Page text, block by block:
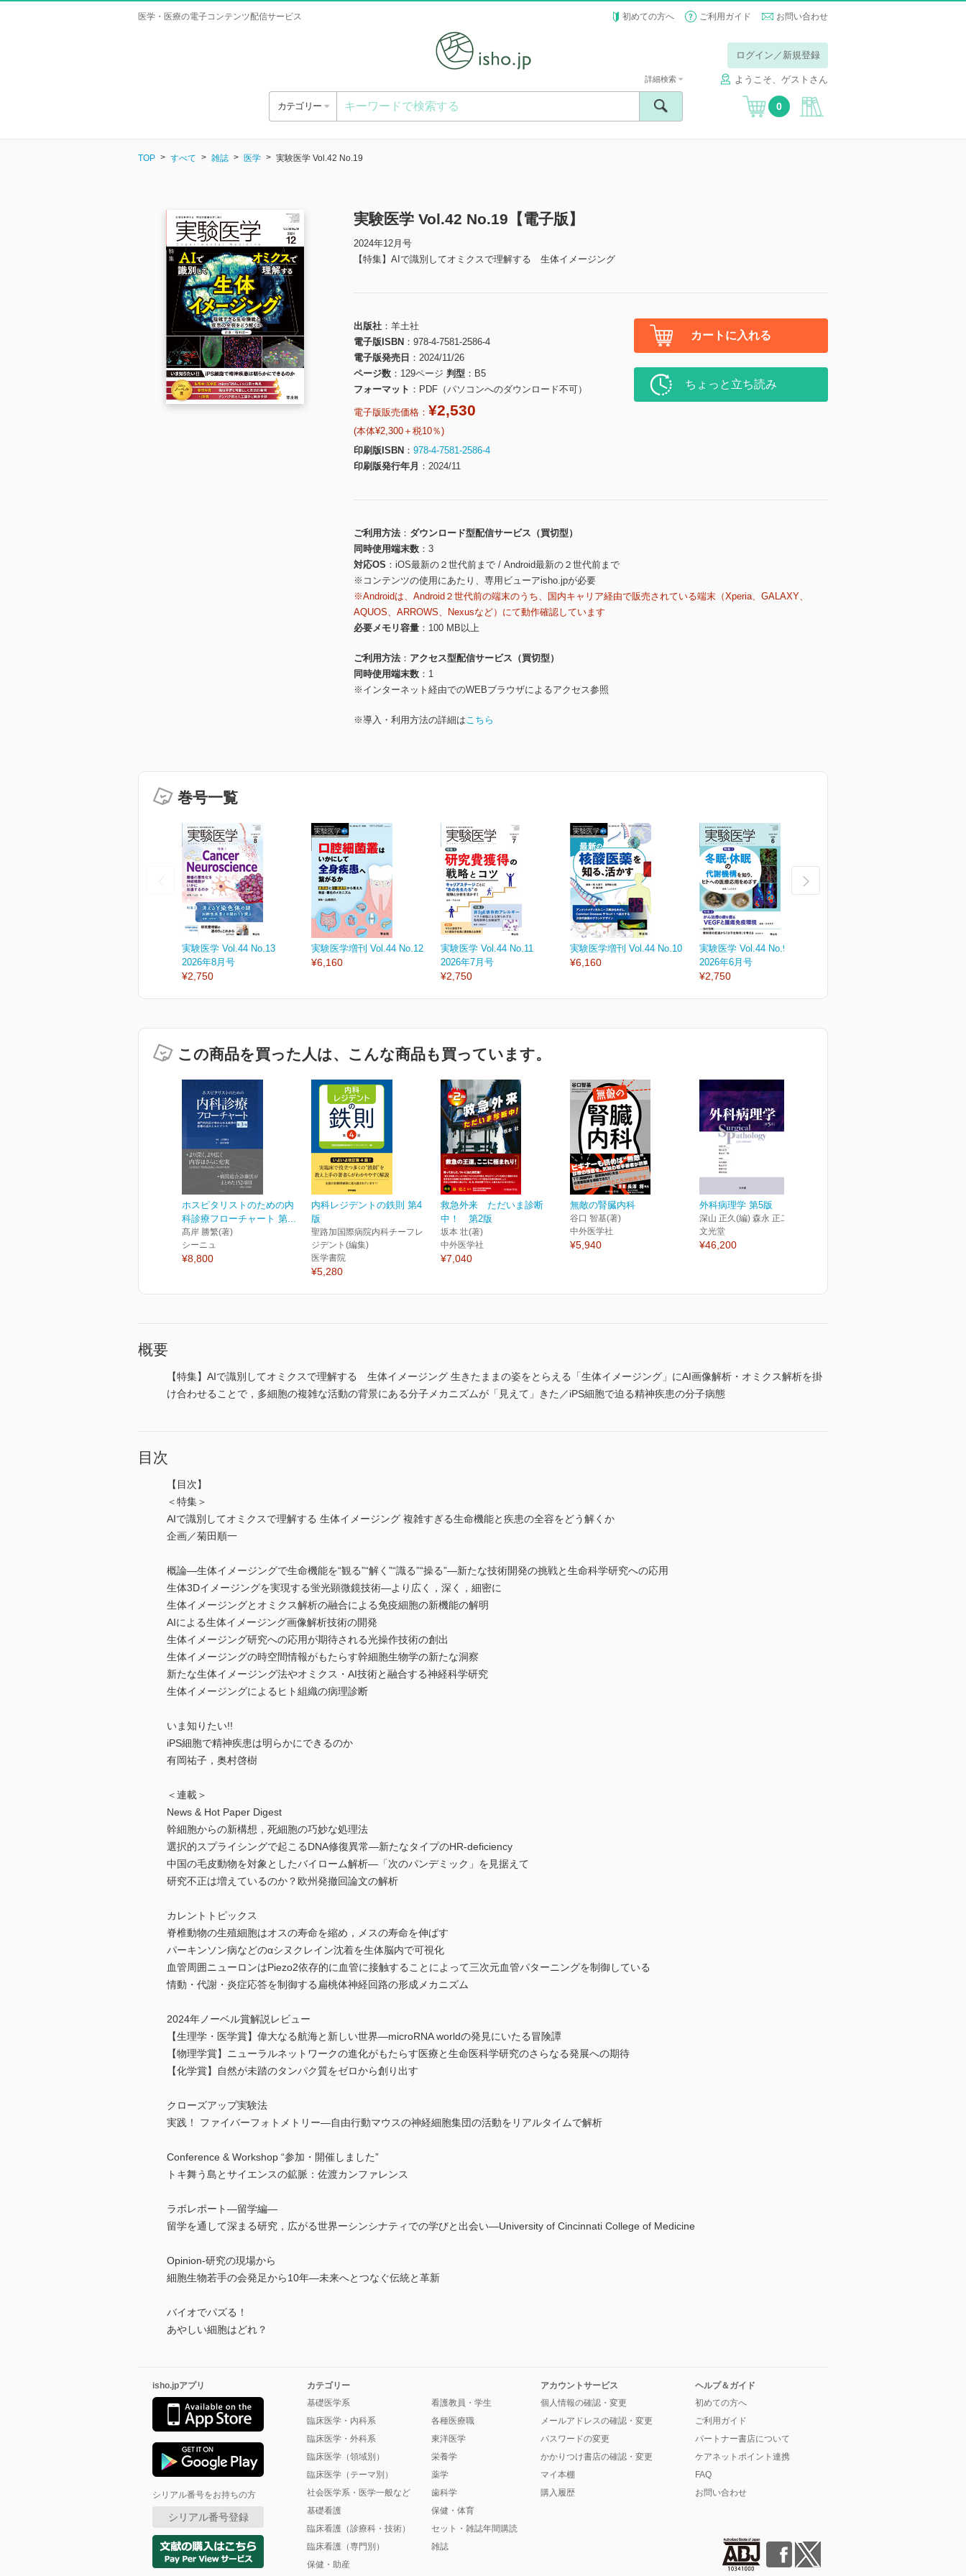
医学・医療の電子コンテンツ配信サービス 初めての方へ ご利用ガイド お問い合わせ
ログイン／新規登録
ようこそ、ゲストさん
カテゴリー
詳細検索
0
TOP すべて 雑誌 医学 実験医学 Vol.42 No.19
実験医学 Vol.42 No.19【電子版】
2024年12月号
【特集】AIで識別してオミクスで理解する 生体イメージング
出版社
羊土社
電子版ISBN
978-4-7581-2586-4
電子版発売日
2024/11/26
ページ数
129ページ 判型
B5
フォーマット
PDF（パソコンへのダウンロード不可）
電子版販売価格： ¥2,530
(本体¥2,300＋税10％)
印刷版ISBN
978-4-7581-2586-4
印刷版発行年月
2024/11
カートに入れる
ちょっと立ち読み
ご利用方法
ダウンロード型配信サービス（買切型）
同時使用端末数
3
対応OS
iOS最新の２世代前まで / Android最新の２世代前まで
※コンテンツの使用にあたり、専用ビューアisho.jpが必要
※Androidは、Android２世代前の端末のうち、国内キャリア経由で販売されている端末（Xperia、GALAXY、
AQUOS、ARROWS、Nexusなど）にて動作確認しています
必要メモリ容量
100 MB以上
ご利用方法
アクセス型配信サービス（買切型）
同時使用端末数
1
※インターネット経由でのWEBブラウザによるアクセス参照
※導入・利用方法の詳細はこちら
巻号一覧
実験医学 Vol.44 No.13
2026年8月号
¥2,750
実験医学増刊 Vol.44 No.12
¥6,160
実験医学 Vol.44 No.11
2026年7月号
¥2,750
実験医学増刊 Vol.44 No.10
¥6,160
実験医学 Vol.44 No.9
2026年6月号
¥2,750
この商品を買った人は、こんな商品も買っています。
ホスピタリストのための内
科診療フローチャート 第...
髙岸 勝繁(著)
シーニュ
¥8,800
内科レジデントの鉄則 第4
版
聖路加国際病院内科チーフレ
ジデント(編集)
医学書院
¥5,280
救急外来 ただいま診断
中！ 第2版
坂本 壮(著)
中外医学社
¥7,040
無敵の腎臓内科
谷口 智基(著)
中外医学社
¥5,940
外科病理学 第5版
深山 正久(編) 森永 正二郎(編)
文光堂
¥46,200
概要
【特集】AIで識別してオミクスで理解する 生体イメージング 生きたままの姿をとらえる「生体イメージング」にAI画像解析・オミクス解析を掛
け合わせることで，多細胞の複雑な活動の背景にある分子メカニズムが「見えて」きた／iPS細胞で迫る精神疾患の分子病態
目次
【目次】
＜特集＞
AIで識別してオミクスで理解する 生体イメージング 複雑すぎる生命機能と疾患の全容をどう解くか
企画／菊田順一
概論―生体イメージングで生命機能を“観る”“解く”“識る”“操る”―新たな技術開発の挑戦と生命科学研究への応用
生体3Dイメージングを実現する蛍光顕微鏡技術―より広く，深く，細密に
生体イメージングとオミクス解析の融合による免疫細胞の新機能の解明
AIによる生体イメージング画像解析技術の開発
生体イメージング研究への応用が期待される光操作技術の創出
生体イメージングの時空間情報がもたらす幹細胞生物学の新たな洞察
新たな生体イメージング法やオミクス・AI技術と融合する神経科学研究
生体イメージングによるヒト組織の病理診断
いま知りたい!!
iPS細胞で精神疾患は明らかにできるのか
有岡祐子，奥村啓樹
＜連載＞
News & Hot Paper Digest
幹細胞からの新構想，死細胞の巧妙な処理法
選択的スプライシングで起こるDNA修復異常―新たなタイプのHR-deficiency
中国の毛皮動物を対象としたバイローム解析―「次のパンデミック」を見据えて
研究不正は増えているのか？欧州発撤回論文の解析
カレントトピックス
脊椎動物の生殖細胞はオスの寿命を縮め，メスの寿命を伸ばす
パーキンソン病などのαシヌクレイン沈着を生体脳内で可視化
血管周囲ニューロンはPiezo2依存的に血管に接触することによって三次元血管パターニングを制御している
情動・代謝・炎症応答を制御する扁桃体神経回路の形成メカニズム
2024年ノーベル賞解説レビュー
【生理学・医学賞】偉大なる航海と新しい世界―microRNA worldの発見にいたる冒険譚
【物理学賞】ニューラルネットワークの進化がもたらす医療と生命医科学研究のさらなる発展への期待
【化学賞】自然が未踏のタンパク質をゼロから創り出す
クローズアップ実験法
実践！ ファイバーフォトメトリー―自由行動マウスの神経細胞集団の活動をリアルタイムで解析
Conference & Workshop “参加・開催しました”
トキ舞う島とサイエンスの鉱脈：佐渡カンファレンス
ラボレポート―留学編―
留学を通して深まる研究，広がる世界ーシンシナティでの学びと出会い―University of Cincinnati College of Medicine
Opinion-研究の現場から
細胞生物若手の会発足から10年―未来へとつなぐ伝統と革新
バイオでパズる！
あやしい細胞はどれ？
isho.jpアプリ
シリアル番号をお持ちの方
シリアル番号登録
カテゴリー
基礎医学系
臨床医学・内科系
臨床医学・外科系
臨床医学（領域別）
臨床医学（テーマ別）
社会医学系・医学一般など
基礎看護
臨床看護（診療科・技術）
臨床看護（専門別）
保健・助産
看護教員・学生
各種医療職
東洋医学
栄養学
薬学
歯科学
保健・体育
セット・雑誌年間購読
雑誌
アカウントサービス
個人情報の確認・変更
メールアドレスの確認・変更
パスワードの変更
かかりつけ書店の確認・変更
マイ本棚
購入履歴
ヘルプ＆ガイド
初めての方へ
ご利用ガイド
パートナー書店について
ケアネットポイント連携
FAQ
お問い合わせ